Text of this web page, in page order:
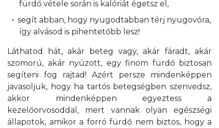
fürdő vétele során is kalóriát égetsz el,
segít abban, hogy nyugodtabban térj nyugovóra,
így alvásod is pihentetőbb lesz!
Láthatod hát, akár beteg vagy, akár fáradt, akár
szomorú, akár nyúzott, egy finom fürdő biztosan
segíteni fog rajtad! Azért persze mindenképpen
javasoljuk, hogy ha tartós betegségben szenvedsz,
akkor mindenképpen egyeztess a
kezelőorvosoddal, mert vannak olyan egészségi
állapotok, amikor a forró fürdő nem biztos, hogy a